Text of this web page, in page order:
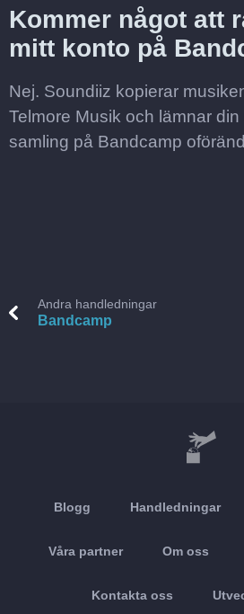
Kommer något att
mitt konto på
Nej. Soundiiz kopierar
Telmore Musik och lämnar
samling på Bandcamp
Andra handledningar
Bandcamp
Blogg Handledningar
Våra partner Om oss
Kontakta oss